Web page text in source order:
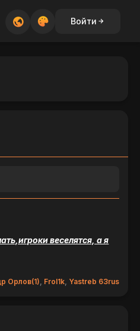
Войти
веселятся, а я
Орлов(1), Frol1k, Yastreb 63rus